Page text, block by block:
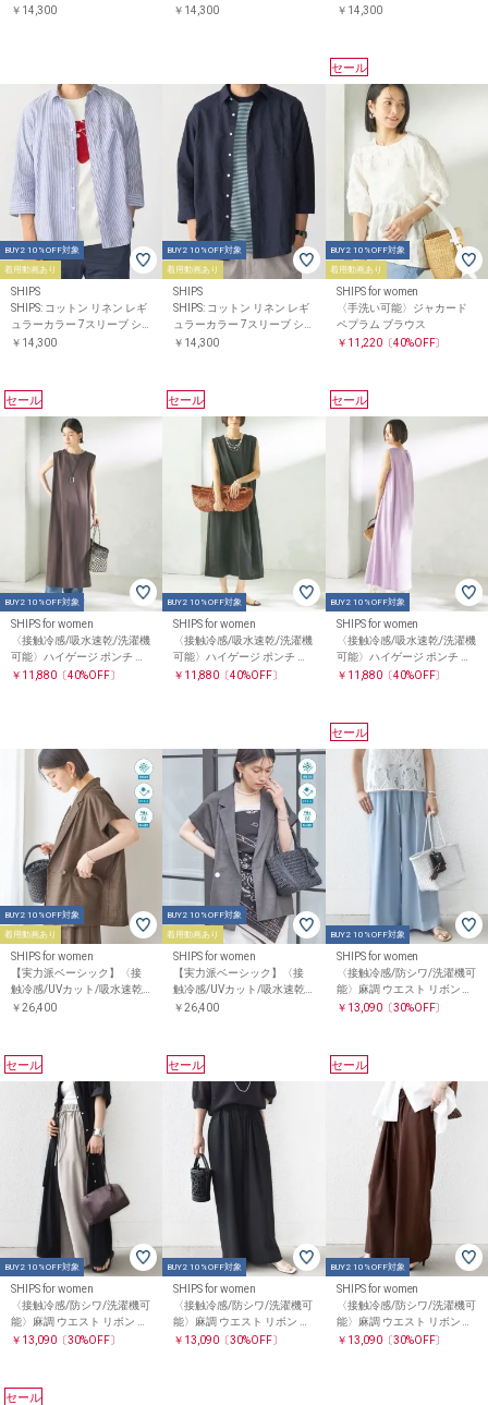
ャツ
￥14,300
ャツ
￥14,300
ャツ
￥14,300
BUY2 10%OFF対象
着用動画あり
SHIPS
SHIPS: コットン リネン レギ
ュラーカラー 7スリーブ シ
ャツ
￥14,300
BUY2 10%OFF対象
着用動画あり
SHIPS
SHIPS: コットン リネン レギ
ュラーカラー 7スリーブ シ
ャツ
￥14,300
セール
BUY2 10%OFF対象
着用動画あり
SHIPS for women
〈手洗い可能〉ジャカード
ペプラム ブラウス
￥11,220〔40%OFF〕
セール
BUY2 10%OFF対象
SHIPS for women
〈接触冷感/吸水速乾/洗濯機
可能〉ハイゲージ ポンチ ノ
ースリーブ ワンピース
￥11,880〔40%OFF〕
セール
BUY2 10%OFF対象
SHIPS for women
〈接触冷感/吸水速乾/洗濯機
可能〉ハイゲージ ポンチ ノ
ースリーブ ワンピース
￥11,880 〔40%OFF〕
セール
BUY2 10%OFF対象
SHIPS for women
〈接触冷感/吸水速乾/洗濯機
可能〉ハイゲージ ポンチ ノ
ースリーブ ワンピース
￥11,880〔40%OFF〕
BUY2 10%OFF対象
着用動画あり
SHIPS for women
【実力派ベーシック】〈接
触冷感/UVカット/吸水速乾/
洗濯機可能〉SUUSUU フレ
￥26,400
BUY2 10%OFF対象
着用動画あり
SHIPS for women
【実力派ベーシック】〈接
触冷感/UVカット/吸水速乾/
洗濯機可能〉SUUSUU フレ
￥26,400
セール
BUY2 10%OFF対象
SHIPS for women
〈接触冷感/防シワ/洗濯機可
能〉麻調 ウエスト リボン イ
ンタック イージー パンツ
￥13,090〔30%OFF〕
セール
BUY2 10%OFF対象
SHIPS for women
〈接触冷感/防シワ/洗濯機可
能〉麻調 ウエスト リボン イ
ンタック イージー パンツ
￥13,090〔30%OFF〕
セール
BUY2 10%OFF対象
SHIPS for women
〈接触冷感/防シワ/洗濯機可
能〉麻調 ウエスト リボン イ
ンタック イージー パンツ
￥13,090 〔30%OFF〕
セール
BUY2 10%OFF対象
SHIPS for women
〈接触冷感/防シワ/洗濯機可
能〉麻調 ウエスト リボン イ
ンタック イージー パンツ
￥13,090〔30%OFF〕
セール